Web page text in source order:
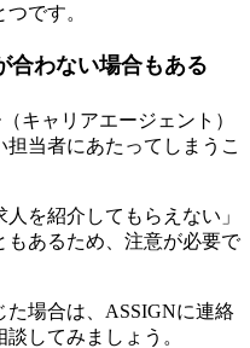
です。
合わない場合もある
キャリアエージェント）
当者にあたってしまうこ
を紹介してもらえない」
もあるため、注意が必要で
場合は、 ASSIGNに連絡
してみましょう。